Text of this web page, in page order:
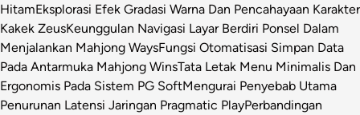
HitamEksplorasi Efek Gradasi Warna Dan Pencahayaan Karakter
Kakek ZeusKeunggulan Navigasi Layar Berdiri Ponsel Dalam
Menjalankan Mahjong WaysFungsi Otomatisasi Simpan Data
Pada Antarmuka Mahjong WinsTata Letak Menu Minimalis Dan
Ergonomis Pada Sistem PG SoftMengurai Penyebab Utama
Penurunan Latensi Jaringan Pragmatic PlayPerbandingan